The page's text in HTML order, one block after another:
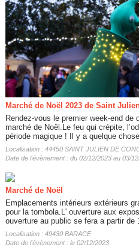
Marché de Noël 2023 de Saint
Rendez-vous le premier week-end de
marché de Noël.Le feu qui crépite,
période magique ! Il y a quelque chose
Localisation : 44450 SAINT JULIEN DE
Date de l'évènement : du 02/12/2023 au 03/
Marché de Noël
Emplacements intérieurs extérieurs
pour la tombola.L' ouverture aux
ouverture au public se fera a partir de
Localisation : 49430 BARACE
Date de l'évènement : le 02/12/2023